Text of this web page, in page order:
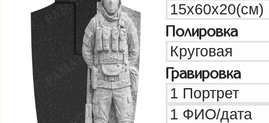
Полировка
Гравировка